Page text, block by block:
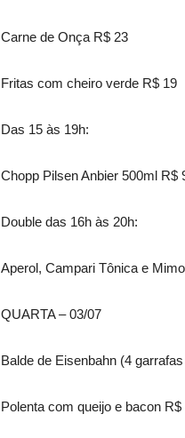
Carne de Onça R$ 23
Fritas com cheiro verde R$ 19
Das 15 às 19h:
Chopp Pilsen Anbier 500ml R$
Double das 16h às 20h:
Aperol, Campari Tônica e
QUARTA – 03/07
Balde de Eisenbahn (4
Polenta com queijo e bacon R$